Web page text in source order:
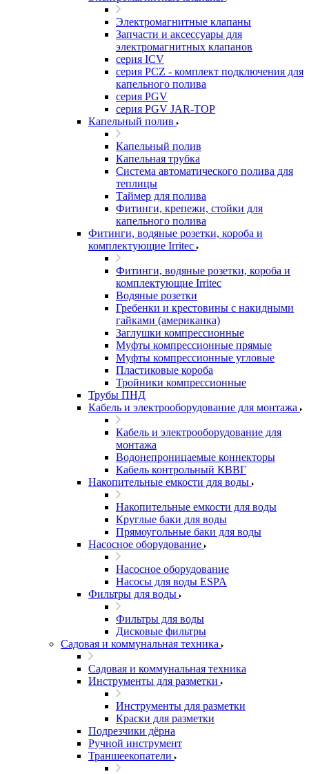
Электромагнитные клапаны
Запчасти и аксессуары для
электромагнитных клапанов
серия ICV
серия PCZ - комплект подключения для
капельного полива
серия PGV
серия PGV JAR-TOP
Капельный полив
Капельный полив
Капельная трубка
Система автоматического полива для
теплицы
Таймер для полива
Фитинги, крепежи, стойки для
капельного полива
Фитинги, водяные розетки, короба и
комплектующие Irritec
Фитинги, водяные розетки, короба и
комплектующие Irritec
Водяные розетки
Гребенки и крестовины с накидными
гайками (американка)
Заглушки компрессионные
Муфты компрессионные прямые
Муфты компрессионные угловые
Пластиковые короба
Тройники компрессионные
Трубы ПНД
Кабель и электрооборудование для монтажа
Кабель и электрооборудование для
монтажа
Водонепроницаемые коннекторы
Кабель контрольный КВВГ
Накопительные емкости для воды
Накопительные емкости для воды
Круглые баки для воды
Прямоугольные баки для воды
Насосное оборудование
Насосное оборудование
Насосы для воды ESPA
Фильтры для воды
Фильтры для воды
Дисковые фильтры
Садовая и коммунальная техника
Садовая и коммунальная техника
Инструменты для разметки
Инструменты для разметки
Краски для разметки
Подрезчики дёрна
Ручной инструмент
Траншеекопатели